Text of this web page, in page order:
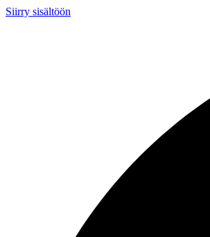
Siirry sisältöön